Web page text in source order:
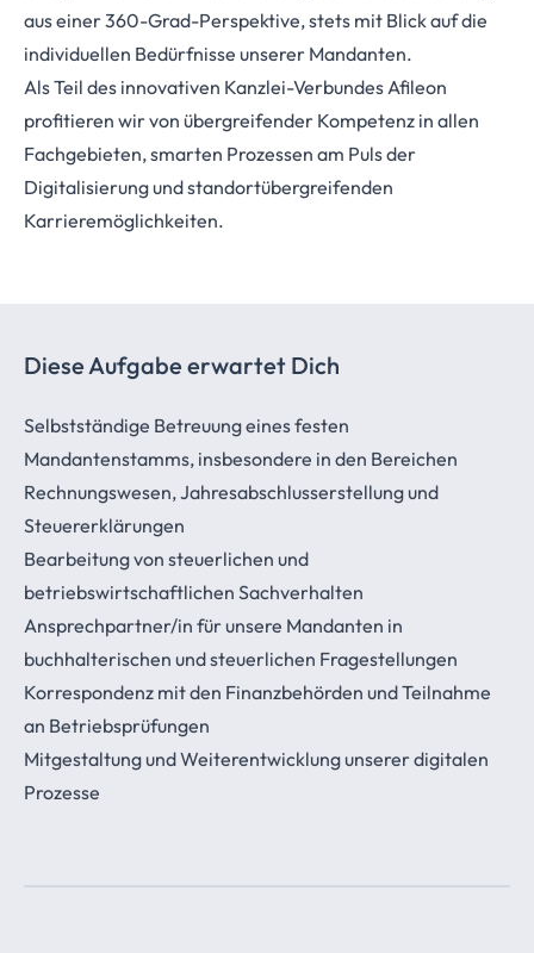
aus einer 360-Grad-Perspektive, stets mit Blick auf die
individuellen Bedürfnisse unserer Mandanten.
Als Teil des innovativen Kanzlei-Verbundes Afileon
profitieren wir von übergreifender Kompetenz in allen
Fachgebieten, smarten Prozessen am Puls der
Digitalisierung und standortübergreifenden
Karrieremöglichkeiten.
Diese Aufgabe erwartet Dich
Selbstständige Betreuung eines festen
Mandantenstamms, insbesondere in den Bereichen
Rechnungswesen, Jahresabschlusserstellung und
Steuererklärungen
Bearbeitung von steuerlichen und
betriebswirtschaftlichen Sachverhalten
Ansprechpartner/in für unsere Mandanten in
buchhalterischen und steuerlichen Fragestellungen
Korrespondenz mit den Finanzbehörden und Teilnahme
an Betriebsprüfungen
Mitgestaltung und Weiterentwicklung unserer digitalen
Prozesse